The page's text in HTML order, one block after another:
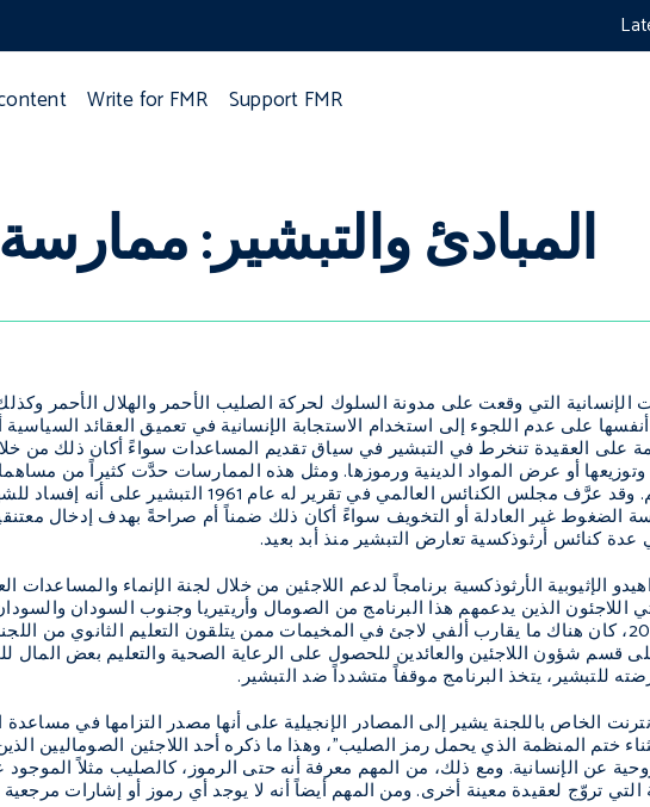
Write for FMR Support FMR
المبادئ والتبشير:
التي وقعت على مدونة السلوك لحركة الصليب الأحمر والهلال الأحمر
على عدم اللجوء إلى استخدام الاستجابة الإنسانية في تعميق العقائد السياسية
على العقيدة تنخرط في التبشير في سياق تقديم المساعدات سواءً أكان ذلك من
أو عرض المواد الدينية ورموزها. ومثل هذه الممارسات حدَّت كثيراً من
اللاجئين ودعمهم. وقد عرَّف مجلس الكنائس العالمي
الضغوط غير العادلة أو التخويف سواءً أكان ذلك ضمناً أم صراحةً بهدف إدخال
عدة كنائس أرثوذكسية تعارض التبشير منذ أبد بعيد.
الإثيوبية الأرثوذكسية برنامجاً لدعم اللاجئين من خلال لجنة الإنماء
اللاجئون الذين يدعمهم هذا البرنامج من الصومال وأريتيريا وجنوب السودان
قسم شؤون اللاجئين والعائدين للحصول على الرعاية الصحية والتعليم بعض المال
للتبشير، يتخذ البرنامج موقفاً متشدداً ضد التبشير.
الخاص باللجنة يشير إلى المصادر الإنجيلية على أنها مصدر التزامها في
ختم المنظمة الذي يحمل رمز الصليب"، وهذا ما ذكره أحد اللاجئين الصوماليين
عن الإنسانية. ومع ذلك، من المهم معرفة أنه حتى الرموز، كالصليب مثلاً
تروّج لعقيدة معينة أخرى. ومن المهم أيضاً أنه لا يوجد أي رموز أو إشارات